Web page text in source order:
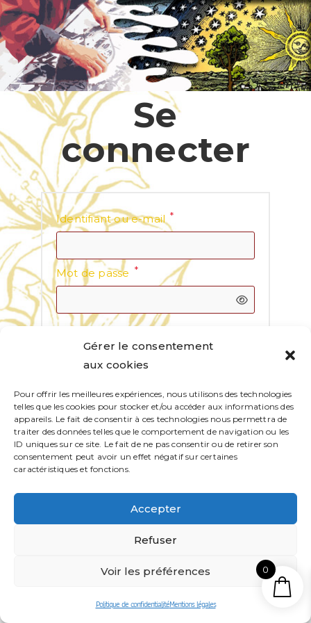
Gérer le consentement
aux cookies
Pour offrir les meilleures expériences, nous utilisons des technologies
telles que les cookies pour stocker et/ou accéder aux informations des
appareils. Le fait de consentir à ces technologies nous permettra de
traiter des données telles que le comportement de navigation ou les
ID uniques sur ce site. Le fait de ne pas consentir ou de retirer son
consentement peut avoir un effet négatif sur certaines
caractéristiques et fonctions.
Accepter
Refuser
Voir les préférences
Politique de confidentialitéMentions légales
Se
connecter
Identifiant ou e-mail *
Mot de passe *
Se souvenir de moi
Mot de passe perdu ?
0